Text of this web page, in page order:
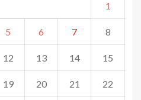
1
5 6 7 8
12 13 14 15
19 20 21 22